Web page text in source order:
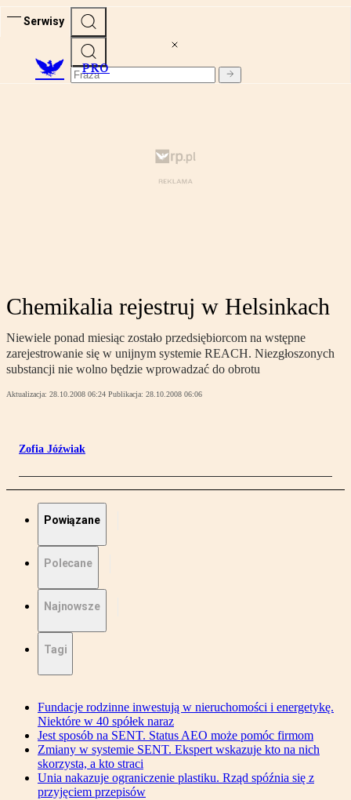
Serwisy
PRO
Chemikalia rejestruj w Helsinkach
Niewiele ponad miesiąc zostało przedsiębiorcom na wstępne
zarejestrowanie się w unijnym systemie REACH. Niezgłoszonych
substancji nie wolno będzie wprowadzać do obrotu
Aktualizacja: 28.10.2008 06:24 Publikacja: 28.10.2008 06:06
Zofia Jóźwiak
Powiązane
Polecane
Najnowsze
Tagi
Fundacje rodzinne inwestują w nieruchomości i energetykę.
Niektóre w 40 spółek naraz
Jest sposób na SENT. Status AEO może pomóc firmom
Zmiany w systemie SENT. Ekspert wskazuje kto na nich
skorzysta, a kto straci
Unia nakazuje ograniczenie plastiku. Rząd spóźnia się z
przyjęciem przepisów